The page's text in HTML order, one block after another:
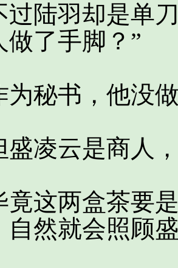
羽却是单刀
做了手脚？”
书，他没做
云是商人，
两盒茶要是
自然就会照顾